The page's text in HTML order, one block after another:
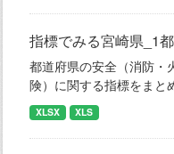
指標でみる宮崎県_1
都道府県の安全（消防・
険）に関する指標をまと
XLSX XLS